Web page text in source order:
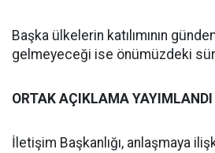
Başka ülkelerin katılımının
gelmeyeceği ise önümüzdeki
ORTAK AÇIKLAMA YAYIMLANDI
İletişim Başkanlığı, anlaşmaya